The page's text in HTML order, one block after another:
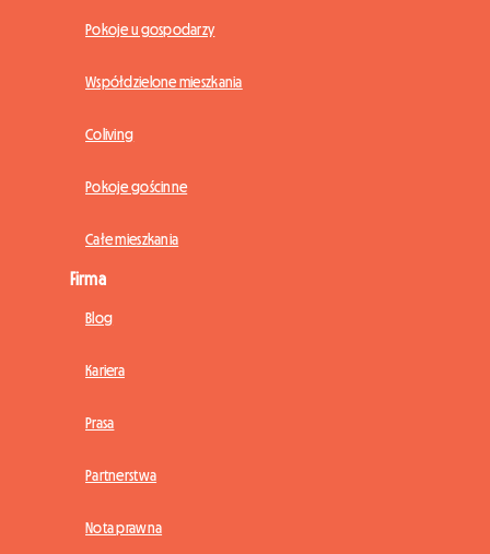
Pokoje u gospodarzy
Współdzielone mieszkania
Coliving
Pokoje gościnne
Całe mieszkania
Firma
Blog
Kariera
Prasa
Partnerstwa
Nota prawna